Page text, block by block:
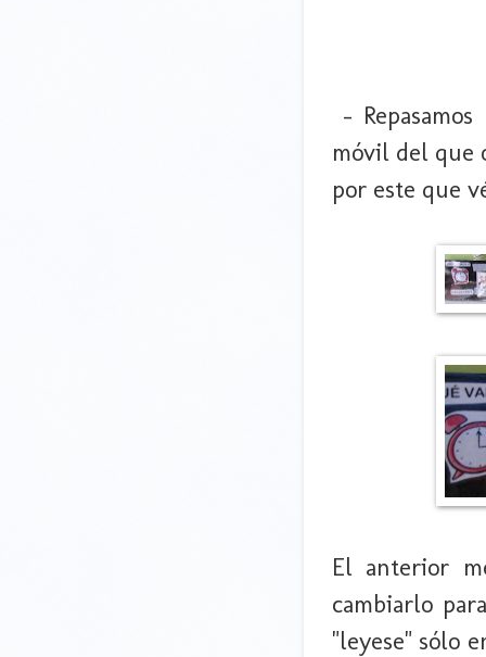
-
móvil del que
por este que
El anterior
cambiarlo
"leyese" sólo